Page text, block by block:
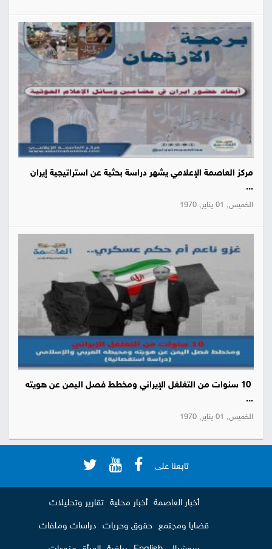
مركز العاصمة الإعلامي يشهر دراسة بحثية عن استراتيجية إيران
...
الخميس, 01 يناير, 1970
10 سنوات من التغلغل الإيراني ومخطط فصل اليمن عن هويته
...
الخميس, 01 يناير, 1970
تابعنا على
أخبار العاصمة أخبار محلية تقارير وتحليلات
قضايا ومجتمع حقوق وحريات دراسات وملفات